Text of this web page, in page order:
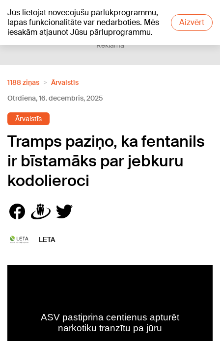
Jūs lietojat novecojušu pārlūkprogrammu,
lapas funkcionalitāte var nedarboties. Mēs
iesakām atjaunot Jūsu pārluprogrammu.
Aizvērt
+18°C
Reklāma
1188 ziņas
Ārvalstīs
Otrdiena, 16. decembris, 2025
Ārvalstīs
Tramps paziņo, ka fentanils
ir bīstamāks par jebkuru
kodolieroci
LETA